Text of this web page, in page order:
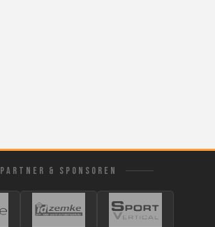
PARTNER & SPONSOREN